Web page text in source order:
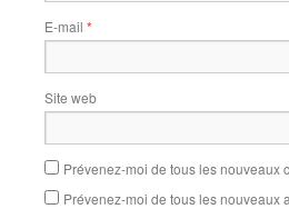
E-mail *
Site web
Prévenez-moi de tous les nouveaux
Prévenez-moi de tous les nouveaux